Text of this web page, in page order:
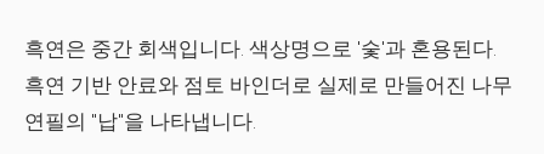
흑연은 중간 회색입니다. 색상명으로 '숯'과 혼용된다.
흑연 기반 안료와 점토 바인더로 실제로 만들어진 나무
연필의 "납"을 나타냅니다.